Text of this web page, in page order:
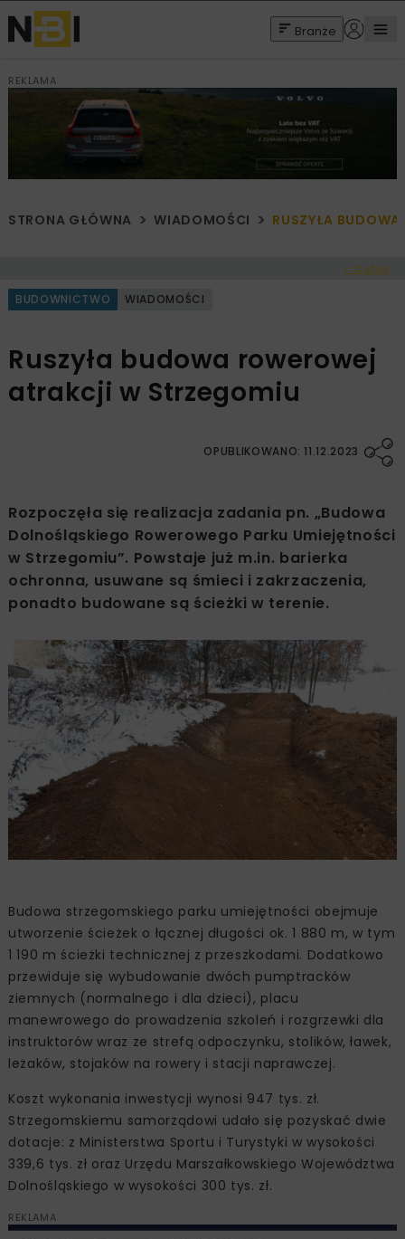
Branże
REKLAMA
STRONA GŁÓWNA WIADOMOŚCI RUSZYŁA
< Cofnij
BUDOWNICTWO WIADOMOŚCI
Ruszyła budowa rowerowej
atrakcji w Strzegomiu
OPUBLIKOWANO: 11.12.2023
Rozpoczęła się realizacja zadania pn. „Budowa
Dolnośląskiego Rowerowego Parku Umiejętności
w Strzegomiu”. Powstaje już m.in. barierka
ochronna, usuwane są śmieci i zakrzaczenia,
ponadto budowane są ścieżki w terenie.
Budowa strzegomskiego parku umiejętności obejmuje
utworzenie ścieżek o łącznej długości ok. 1 880 m, w tym
1 190 m ścieżki technicznej z przeszkodami. Dodatkowo
przewiduje się wybudowanie dwóch pumptracków
ziemnych (normalnego i dla dzieci), placu
manewrowego do prowadzenia szkoleń i rozgrzewki dla
instruktorów wraz ze strefą odpoczynku, stolików, ławek,
leżaków, stojaków na rowery i stacji naprawczej.
Koszt wykonania inwestycji wynosi 947 tys. zł.
Strzegomskiemu samorządowi udało się pozyskać dwie
dotacje: z Ministerstwa Sportu i Turystyki w wysokości
339,6 tys. zł oraz Urzędu Marszałkowskiego Województwa
Dolnośląskiego w wysokości 300 tys. zł.
REKLAMA